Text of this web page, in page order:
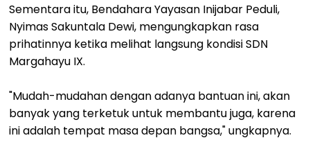
Sementara itu, Bendahara Yayasan Inijabar Peduli,
Nyimas Sakuntala Dewi, mengungkapkan rasa
prihatinnya ketika melihat langsung kondisi SDN
Margahayu IX.
"Mudah-mudahan dengan adanya bantuan ini, akan
banyak yang terketuk untuk membantu juga, karena
ini adalah tempat masa depan bangsa," ungkapnya.